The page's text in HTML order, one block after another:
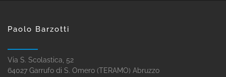
Paolo Barzotti
Via S. Scolastica, 52
64027 Garrufo di S. Omero (TERAMO) Abruzzo